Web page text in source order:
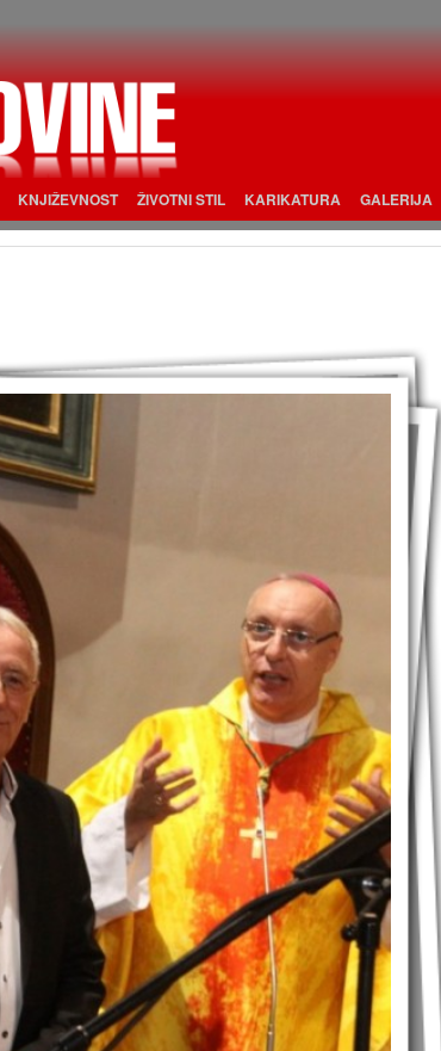
KNJIŽEVNOST ŽIVOTNI STIL KARIKATURA GALERIJA